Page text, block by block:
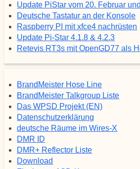
Update PiStar vom 20. Februar
Deutsche Tastatur an der Konsole
Raspberry PI mit xfce4 nachrüsten
Update Pi-Star 4.1.8 & 4.2.3
Retevis RT3s mit OpenGD77 als
BrandMeister Hose Line
BrandMeister Talkgroup Liste
Das WPSD Projekt (EN)
Datenschutzerklärung
deutsche Räume im Wires-X
DMR ID
DMR+ Reflector Liste
Download